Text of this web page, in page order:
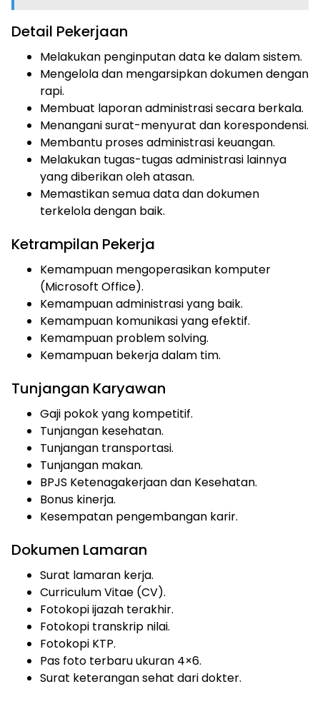
Detail Pekerjaan
Melakukan penginputan data ke dalam sistem.
Mengelola dan mengarsipkan dokumen dengan
rapi.
Membuat laporan administrasi secara berkala.
Menangani surat-menyurat dan korespondensi.
Membantu proses administrasi keuangan.
Melakukan tugas-tugas administrasi lainnya
yang diberikan oleh atasan.
Memastikan semua data dan dokumen
terkelola dengan baik.
Ketrampilan Pekerja
Kemampuan mengoperasikan komputer
(Microsoft Office).
Kemampuan administrasi yang baik.
Kemampuan komunikasi yang efektif.
Kemampuan problem solving.
Kemampuan bekerja dalam tim.
Tunjangan Karyawan
Gaji pokok yang kompetitif.
Tunjangan kesehatan.
Tunjangan transportasi.
Tunjangan makan.
BPJS Ketenagakerjaan dan Kesehatan.
Bonus kinerja.
Kesempatan pengembangan karir.
Dokumen Lamaran
Surat lamaran kerja.
Curriculum Vitae (CV).
Fotokopi ijazah terakhir.
Fotokopi transkrip nilai.
Fotokopi KTP.
Pas foto terbaru ukuran 4×6.
Surat keterangan sehat dari dokter.